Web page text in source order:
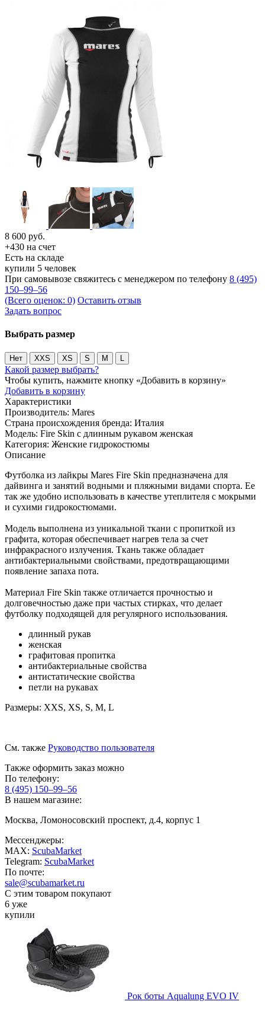
8 600 руб.
+430 на счет
Есть на складе
купили 5 человек
При самовывозе свяжитесь с менеджером по телефону 8 (495)
150–99–56
(Всего оценок: 0) Оставить отзыв
Задать вопрос
Выбрать размер
Нет XXS XS S M L
Какой размер выбрать?
Чтобы купить, нажмите кнопку «Добавить в корзину»
Добавить в корзину
Характеристики
Производитель: Mares
Страна происхождения бренда: Италия
Модель: Fire Skin с длинным рукавом женская
Категория: Женские гидрокостюмы
Описание
Футболка из лайкры Mares Fire Skin предназначена для
дайвинга и занятий водными и пляжными видами спорта. Ее
так же удобно использовать в качестве утеплителя с мокрыми
и сухими гидрокостюмами.
Модель выполнена из уникальной ткани с пропиткой из
графита, которая обеспечивает нагрев тела за счет
инфракрасного излучения. Ткань также обладает
антибактериальными свойствами, предотвращающими
появление запаха пота.
Материал Fire Skin также отличается прочностью и
долговечностью даже при частых стирках, что делает
футболку подходящей для регулярного использования.
длинный рукав
женская
графитовая пропитка
антибактериальные свойства
антистатические свойства
петли на рукавах
Размеры: XXS, XS, S, M, L
См. также Руководство пользователя
Также оформить заказ можно
По телефону:
8 (495) 150–99–56
В нашем магазине:
Москва, Ломоносовский проспект, д.4, корпус 1
Мессенджеры:
MAX: ScubaMarket
Telegram: ScubaMarket
По почте:
sale@scubamarket.ru
С этим товаром покупают
6 уже
купили
Рок боты Aqualung EVO IV